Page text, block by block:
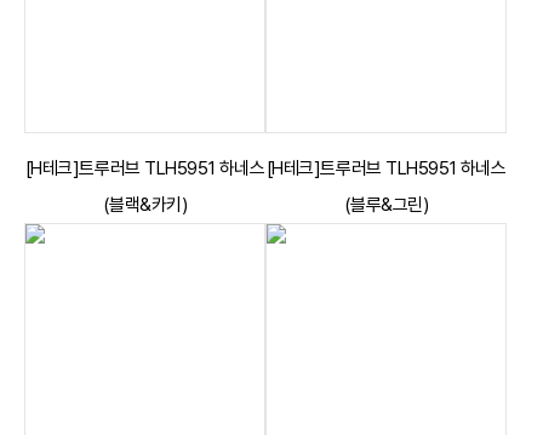
[H테크]트루러브 TLH5951 하네스
(블랙&카키)
[H테크]트루러브 TLH5951 하네스
(블루&그린)